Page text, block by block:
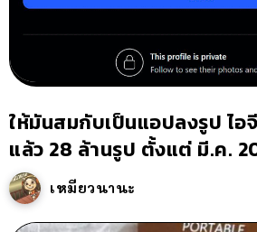
ให้มันสมกับเป็นแอปลงรูป ไอ
แล้ว 28 ล้านรูป ตั้งแต่ มี.ค.
เหมียวนานะ